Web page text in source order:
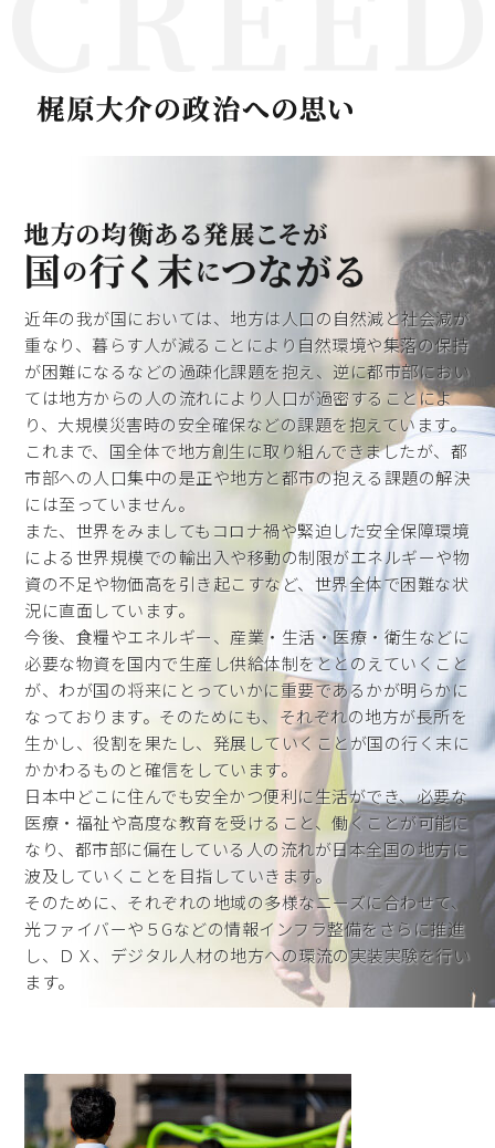
近年の我が国においては、地方は人口の自然減と社会減が
重なり、暮らす人が減ることにより自然環境や集落の保持
が困難になるなどの過疎化課題を抱え、逆に都市部におい
ては地方からの人の流れにより人口が過密することによ
り、大規模災害時の安全確保などの課題を抱えています。
これまで、国全体で地方創生に取り組んできましたが、都
市部への人口集中の是正や地方と都市の抱える課題の解決
には至っていません。
また、世界をみましてもコロナ禍や緊迫した安全保障環境
による世界規模での輸出入や移動の制限がエネルギーや物
資の不足や物価高を引き起こすなど、世界全体で困難な状
況に直面しています。
今後、食糧やエネルギー、産業・生活・医療・衛生などに
必要な物資を国内で生産し供給体制をととのえていくこと
が、わが国の将来にとっていかに重要であるかが明らかに
なっております。そのためにも、それぞれの地方が長所を
生かし、役割を果たし、発展していくことが国の行く末に
かかわるものと確信をしています。
日本中どこに住んでも安全かつ便利に生活ができ、必要な
医療・福祉や高度な教育を受けること、働くことが可能に
なり、都市部に偏在している人の流れが日本全国の地方に
波及していくことを目指していきます。
そのために、それぞれの地域の多様なニーズに合わせて、
光ファイバーや５Gなどの情報インフラ整備をさらに推進
し、ＤＸ、デジタル人材の地方への環流の実装実験を行い
ます。